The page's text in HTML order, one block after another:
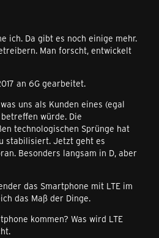
ich. Da gibt es noch einige mehr.
Man forscht, entwickelt
an 6G gearbeitet.
uns als Kunden eines (egal
würde. Die
technologischen Sprünge hat
stabilisiert. Jetzt geht es
Besonders langsam in D, aber
das Smartphone mit LTE im
das Maß der Dinge.
kommen? Was wird LTE